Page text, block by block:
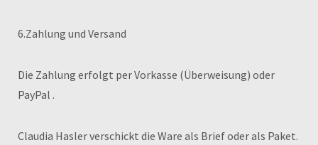
6.Zahlung und Versand
Die Zahlung erfolgt per Vorkasse (Überweisung) oder
PayPal .
Claudia Hasler verschickt die Ware als Brief oder als Paket.